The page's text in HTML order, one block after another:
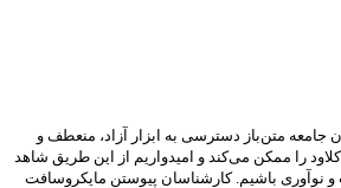
جامعه متن‌باز دسترسی به ابزار آزاد، منعطف و
را ممکن می‌کند و امیدواریم از این طریق شاهد
نوآوری باشیم. کارشناسان پیوستن مایکروسافت